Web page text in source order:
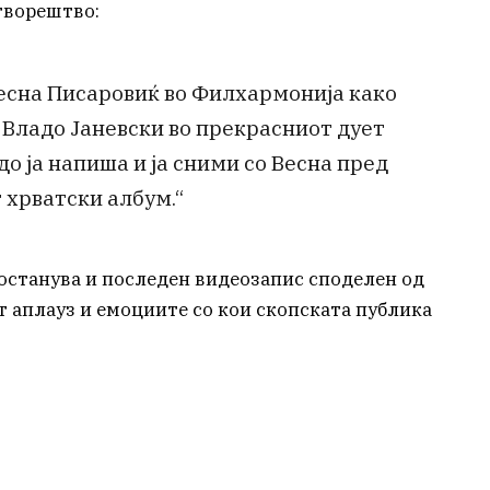
Писаровиќ во Филхармонија како
Јаневски во прекрасниот дует
ја напиша и ја сними со Весна пред
албум.“
и последен видеозапис споделен од
и емоциите со кои скопската публика